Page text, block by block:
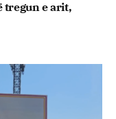
tregun e arit,